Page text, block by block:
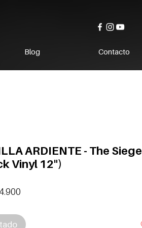
Blog Contacto
ARDIENTE - The Siege
Vinyl 12")